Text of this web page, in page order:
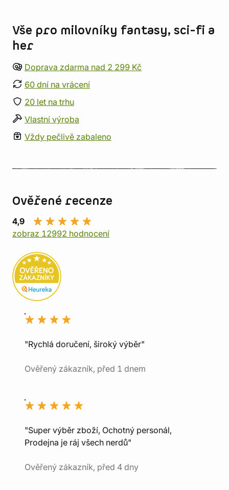
Vše pro milovníky fantasy, sci-fi a
her
Doprava zdarma nad 2 299 Kč
60 dní na vrácení
20 let na trhu
Vlastní výroba
Vždy pečlivě zabaleno
Ověřené recenze
4,9
zobraz 12992 hodnocení
"Rychlá doručení, široký výběr"
Ověřený zákazník, před 1 dnem
"Super výběr zboží, Ochotný personál,
Prodejna je ráj všech nerdů"
Ověřený zákazník, před 4 dny